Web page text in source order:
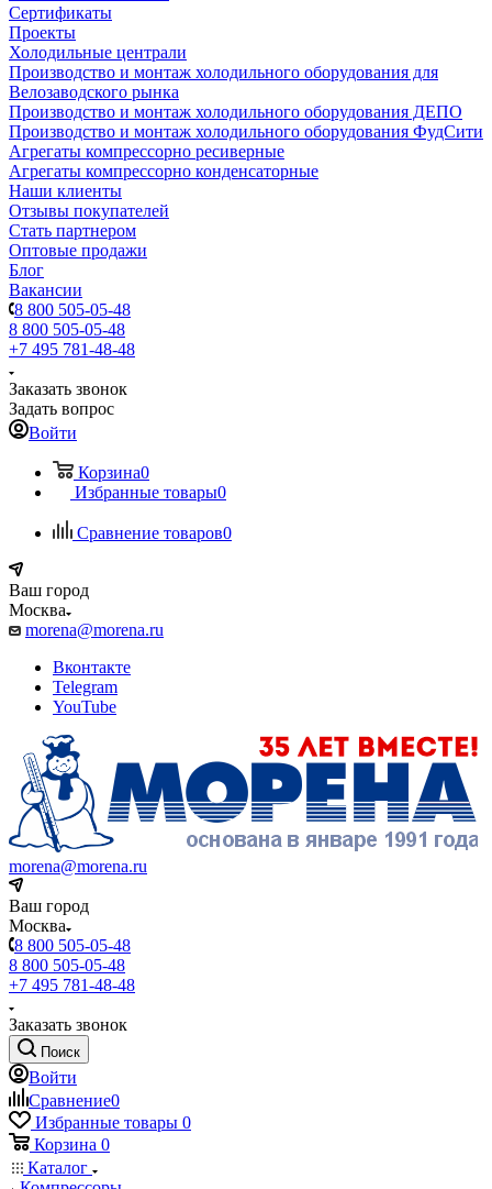
Сертификаты
Проекты
Холодильные централи
Производство и монтаж холодильного оборудования для
Велозаводского рынка
Производство и монтаж холодильного оборудования ДЕПО
Производство и монтаж холодильного оборудования ФудСити
Агрегаты компрессорно ресиверные
Агрегаты компрессорно конденсаторные
Наши клиенты
Отзывы покупателей
Стать партнером
Оптовые продажи
Блог
Вакансии
8 800 505-05-48
8 800 505-05-48
+7 495 781-48-48
Заказать звонок
Задать вопрос
Войти
Корзина0
Избранные товары0
Сравнение товаров0
Ваш город
Москва
morena@morena.ru
Вконтакте
Telegram
YouTube
morena@morena.ru
Ваш город
Москва
8 800 505-05-48
8 800 505-05-48
+7 495 781-48-48
Заказать звонок
Поиск
Войти
Сравнение0
Избранные товары 0
Корзина 0
Каталог